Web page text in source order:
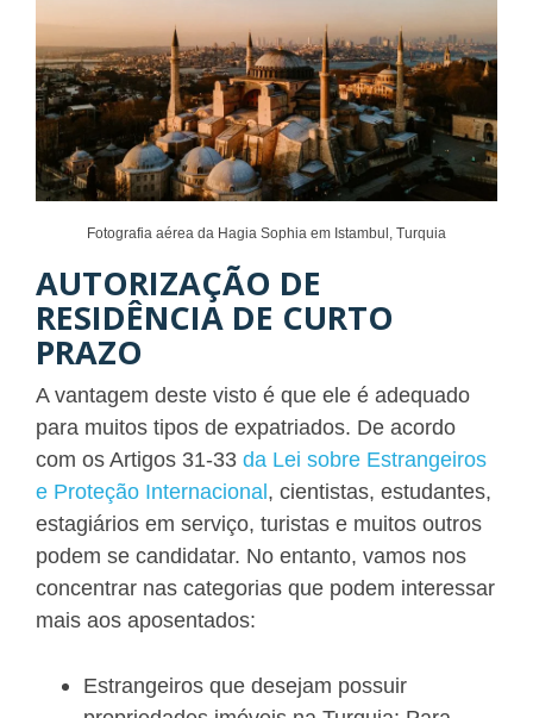
Fotografia aérea da Hagia Sophia em Istambul, Turquia
AUTORIZAÇÃO DE
RESIDÊNCIA DE CURTO
PRAZO
A vantagem deste visto é que ele é adequado
para muitos tipos de expatriados. De acordo
com os Artigos 31-33 da Lei sobre Estrangeiros
e Proteção Internacional, cientistas, estudantes,
estagiários em serviço, turistas e muitos outros
podem se candidatar. No entanto, vamos nos
concentrar nas categorias que podem interessar
mais aos aposentados:
Estrangeiros que desejam possuir